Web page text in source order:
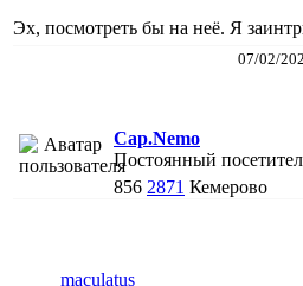
Эх, посмотреть бы на неё. Я
07/02/
Cap.Nemo
Постоянный
856 2871 Кемерово
maculatus